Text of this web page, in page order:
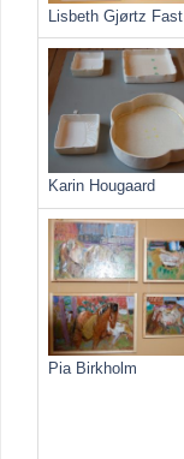
Lisbeth Gjørtz Fast
Karin Hougaard
Pia Birkholm